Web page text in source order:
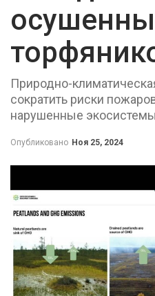
Природно-
сократить риски
нарушенные экосистемы
Опубликовано Ноя 25, 2024